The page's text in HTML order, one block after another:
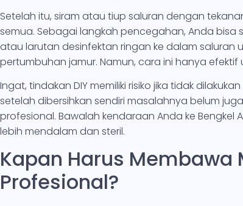
Setelah itu, siram atau tiup saluran dengan
semua. Sebagai langkah pencegahan, Anda bisa
atau larutan desinfektan ringan ke dalam saluran
pertumbuhan jamur. Namun, cara ini hanya
Ingat, tindakan DIY memiliki risiko jika tidak
setelah dibersihkan sendiri masalahnya belum
profesional. Bawalah kendaraan Anda ke Bengkel
lebih mendalam dan steril.
Kapan Harus Membawa
Profesional?